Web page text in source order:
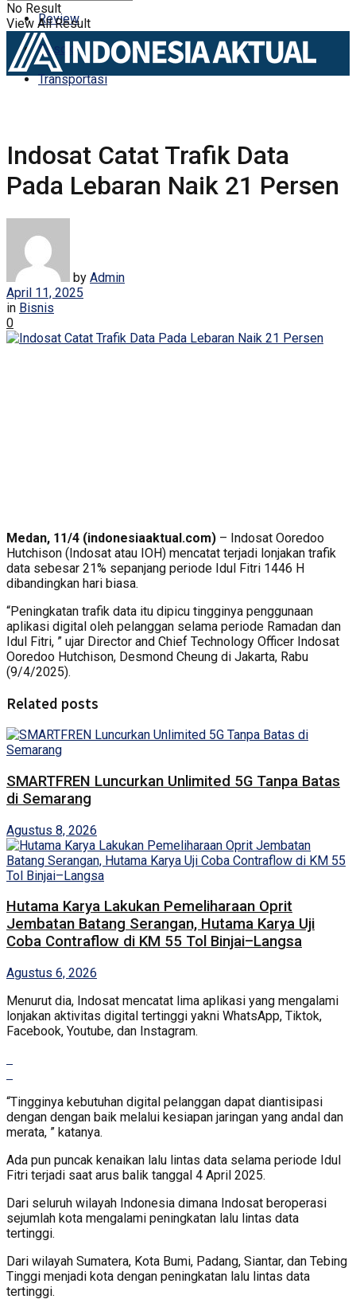
Review
Sosok
Transportasi
No Result
View All Result
Indosat Catat Trafik Data
Pada Lebaran Naik 21 Persen
by Admin
April 11, 2025
in Bisnis
0
Medan, 11/4 (indonesiaaktual.com) – Indosat Ooredoo
Hutchison (Indosat atau IOH) mencatat terjadi lonjakan trafik
data sebesar 21% sepanjang periode Idul Fitri 1446 H
dibandingkan hari biasa.
“Peningkatan trafik data itu dipicu tingginya penggunaan
aplikasi digital oleh pelanggan selama periode Ramadan dan
Idul Fitri, ” ujar Director and Chief Technology Officer Indosat
Ooredoo Hutchison, Desmond Cheung di Jakarta, Rabu
(9/4/2025).
Related posts
SMARTFREN Luncurkan Unlimited 5G Tanpa Batas
di Semarang
Agustus 8, 2026
Hutama Karya Lakukan Pemeliharaan Oprit
Jembatan Batang Serangan, Hutama Karya Uji
Coba Contraflow di KM 55 Tol Binjai–Langsa
Agustus 6, 2026
Menurut dia, Indosat mencatat lima aplikasi yang mengalami
lonjakan aktivitas digital tertinggi yakni WhatsApp, Tiktok,
Facebook, Youtube, dan Instagram.
“Tingginya kebutuhan digital pelanggan dapat diantisipasi
dengan dengan baik melalui kesiapan jaringan yang andal dan
merata, ” katanya.
Ada pun puncak kenaikan lalu lintas data selama periode Idul
Fitri terjadi saat arus balik tanggal 4 April 2025.
Dari seluruh wilayah Indonesia dimana Indosat beroperasi
sejumlah kota mengalami peningkatan lalu lintas data
tertinggi.
Dari wilayah Sumatera, Kota Bumi, Padang, Siantar, dan Tebing
Tinggi menjadi kota dengan peningkatan lalu lintas data
tertinggi.